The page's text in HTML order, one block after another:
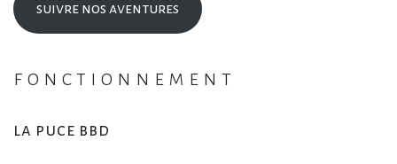
suivre nos aventures
fonctionnement
la puce bbd